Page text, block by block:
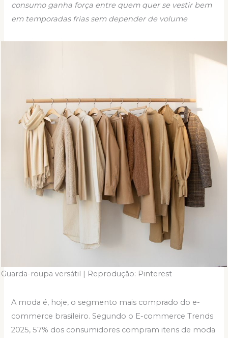
consumo ganha força entre quem quer se vestir bem
em temporadas frias sem depender de volume
Guarda-roupa versátil | Reprodução: Pinterest
A moda é, hoje, o segmento mais comprado do e-
commerce brasileiro. Segundo o E-commerce Trends
2025, 57% dos consumidores compram itens de moda